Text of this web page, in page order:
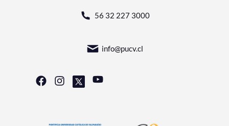
56 32 227 3000
info@pucv.cl